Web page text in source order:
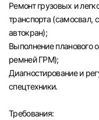
Ремонт грузовых и
транспорта (самосвал,
автокран);
Выполнение планового
ремней ГРМ);
Диагностирование и
спецтехники.
Требования: